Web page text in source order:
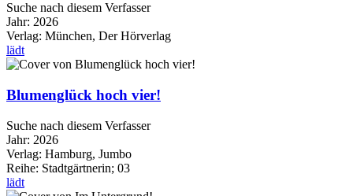
Suche nach diesem Verfasser
Jahr: 2026
Verlag: München, Der Hörverlag
lädt
Blumenglück hoch vier!
Suche nach diesem Verfasser
Jahr: 2026
Verlag: Hamburg, Jumbo
Reihe: Stadtgärtnerin; 03
lädt